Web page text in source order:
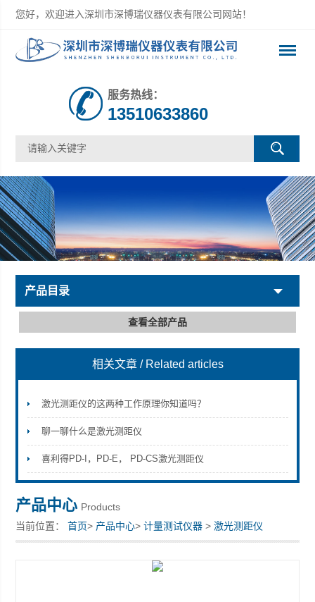
您好，欢迎进入深圳市深博瑞仪器仪表有限公司网站！
深圳市深博瑞仪器仪表有限公司
服务热线：
13510633860
产品目录
查看全部产品
相关文章 / Related articles
激光测距仪的这两种工作原理你知道吗？
聊一聊什么是激光测距仪
喜利得PD-I，PD-E， PD-CS激光测距仪
产品中心 Products
当前位置：首页> 产品中心>计量测试仪器 >激光测距仪